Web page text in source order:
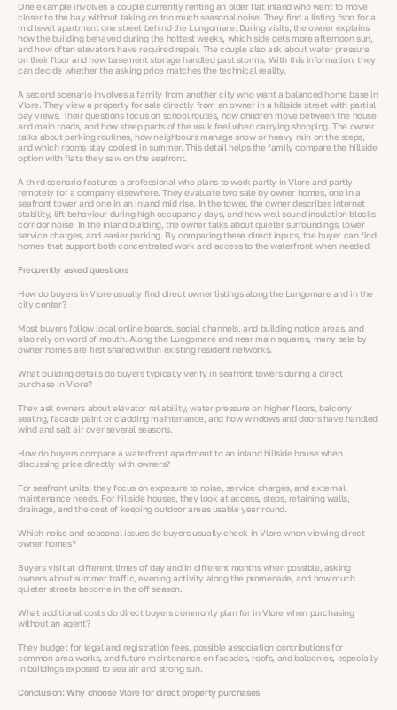
One example involves a couple currently renting an older flat inland who want to move
closer to the bay without taking on too much seasonal noise. They find a listing fsbo for a
mid level apartment one street behind the Lungomare. During visits, the owner explains
how the building behaved during the hottest weeks, which side gets more afternoon sun,
and how often elevators have required repair. The couple also ask about water pressure
on their floor and how basement storage handled past storms. With this information, they
can decide whether the asking price matches the technical reality.
A second scenario involves a family from another city who want a balanced home base in
Vlore. They view a property for sale directly from an owner in a hillside street with partial
bay views. Their questions focus on school routes, how children move between the house
and main roads, and how steep parts of the walk feel when carrying shopping. The owner
talks about parking routines, how neighbours manage snow or heavy rain on the steps,
and which rooms stay coolest in summer. This detail helps the family compare the hillside
option with flats they saw on the seafront.
A third scenario features a professional who plans to work partly in Vlore and partly
remotely for a company elsewhere. They evaluate two sale by owner homes, one in a
seafront tower and one in an inland mid rise. In the tower, the owner describes internet
stability, lift behaviour during high occupancy days, and how well sound insulation blocks
corridor noise. In the inland building, the owner talks about quieter surroundings, lower
service charges, and easier parking. By comparing these direct inputs, the buyer can find
homes that support both concentrated work and access to the waterfront when needed.
Frequently asked questions
How do buyers in Vlore usually find direct owner listings along the Lungomare and in the
city center?
Most buyers follow local online boards, social channels, and building notice areas, and
also rely on word of mouth. Along the Lungomare and near main squares, many sale by
owner homes are first shared within existing resident networks.
What building details do buyers typically verify in seafront towers during a direct
purchase in Vlore?
They ask owners about elevator reliability, water pressure on higher floors, balcony
sealing, facade paint or cladding maintenance, and how windows and doors have handled
wind and salt air over several seasons.
How do buyers compare a waterfront apartment to an inland hillside house when
discussing price directly with owners?
For seafront units, they focus on exposure to noise, service charges, and external
maintenance needs. For hillside houses, they look at access, steps, retaining walls,
drainage, and the cost of keeping outdoor areas usable year round.
Which noise and seasonal issues do buyers usually check in Vlore when viewing direct
owner homes?
Buyers visit at different times of day and in different months when possible, asking
owners about summer traffic, evening activity along the promenade, and how much
quieter streets become in the off season.
What additional costs do direct buyers commonly plan for in Vlore when purchasing
without an agent?
They budget for legal and registration fees, possible association contributions for
common area works, and future maintenance on facades, roofs, and balconies, especially
in buildings exposed to sea air and strong sun.
Conclusion: Why choose Vlore for direct property purchases